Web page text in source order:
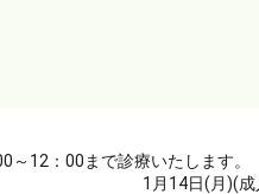
12：00まで診療いたします。
1月14日(月)(